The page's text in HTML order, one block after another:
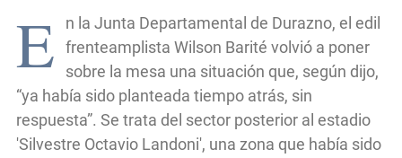
E
n la Junta Departamental de Durazno, el edil
frenteamplista Wilson Barité volvió a poner
sobre la mesa una situación que, según dijo,
“ya había sido planteada tiempo atrás, sin
respuesta”. Se trata del sector posterior al estadio
'Silvestre Octavio Landoni', una zona que había sido